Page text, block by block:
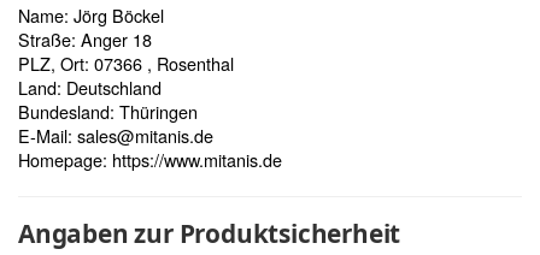
Name: Jörg Böckel
Straße: Anger 18
PLZ, Ort: 07366 , Rosenthal
Land: Deutschland
Bundesland: Thüringen
E-Mail: sales@mitanis.de
Homepage: https://www.mitanis.de
Angaben zur Produktsicherheit